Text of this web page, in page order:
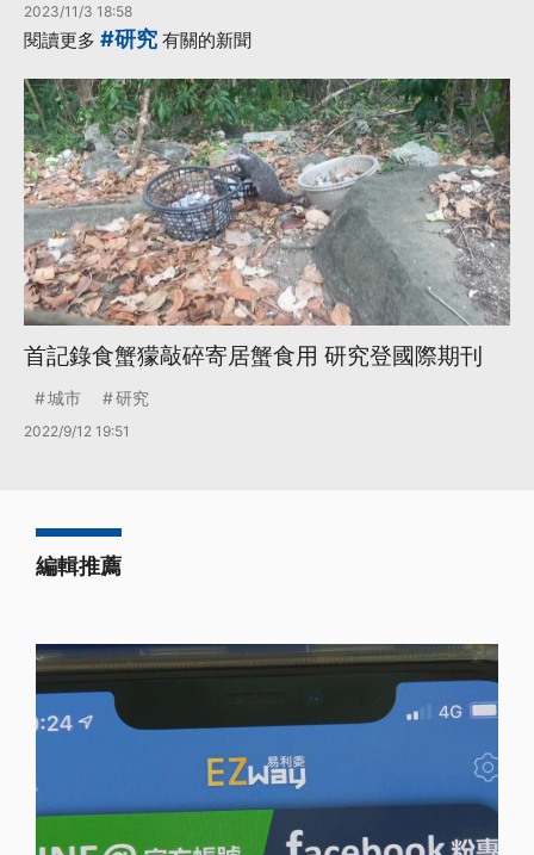
2023/11/3 18:58
閱讀更多 #研究 有關的新聞
首記錄食蟹獴敲碎寄居蟹食用 研究登國際期刊
城市 研究
2022/9/12 19:51
編輯推薦